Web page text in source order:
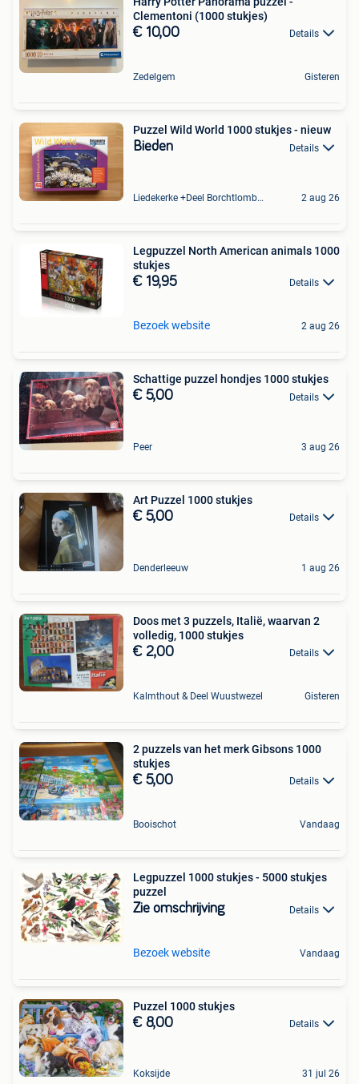
Clementoni (1000 stukjes)
€ 10,00 Details
Zedelgem Gisteren
Puzzel Wild World 1000 stukjes - nieuw
Bieden Details
Liedekerke +Deel Borchtlombeek 2 aug 26
Legpuzzel North American animals 1000
stukjes
€ 19,95 Details
Bezoek website 2 aug 26
Schattige puzzel hondjes 1000 stukjes
€ 5,00 Details
Peer 3 aug 26
Art Puzzel 1000 stukjes
€ 5,00 Details
Denderleeuw 1 aug 26
Doos met 3 puzzels, Italië, waarvan 2
volledig, 1000 stukjes
€ 2,00 Details
Kalmthout & Deel Wuustwezel Gisteren
2 puzzels van het merk Gibsons 1000
stukjes
€ 5,00 Details
Booischot Vandaag
Legpuzzel 1000 stukjes - 5000 stukjes
puzzel
Zie omschrijving Details
Bezoek website Vandaag
Puzzel 1000 stukjes
€ 8,00 Details
Koksijde 31 jul 26